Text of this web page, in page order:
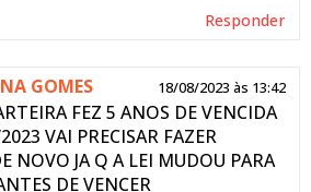
Responder
GOMES 18/08/2023 às 13:42
FEZ 5 ANOS DE VENCIDA
VAI PRECISAR FAZER
NOVO JA Q A LEI MUDOU PARA
DE VENCER